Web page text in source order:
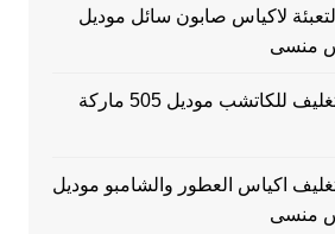
لاكياس صابون سائل موديل
ماكينات التعبئه والتغليف للكاتشب موديل 505 ماركة
اكياس العطور والشامبو موديل